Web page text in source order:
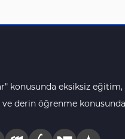
konusunda eksiksiz
derin öğrenme